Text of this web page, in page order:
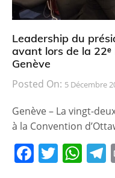
Leadership du
avant lors de la
Genève
Posted On: 5 Décembre
Genève – La vingt-
à la Convention
F T W